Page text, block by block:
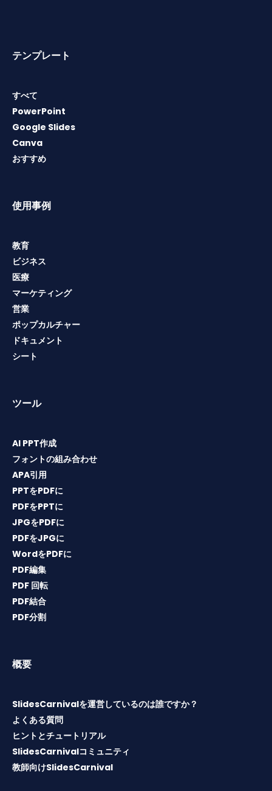
テンプレート
すべて
PowerPoint
Google Slides
Canva
おすすめ
使用事例
教育
ビジネス
医療
マーケティング
営業
ポップカルチャー
ドキュメント
シート
ツール
AI PPT作成
フォントの組み合わせ
APA引用
PPTをPDFに
PDFをPPTに
JPGをPDFに
PDFをJPGに
WordをPDFに
PDF編集
PDF 回転
PDF結合
PDF分割
概要
SlidesCarnivalを運営しているのは誰ですか？
よくある質問
ヒントとチュートリアル
SlidesCarnivalコミュニティ
教師向けSlidesCarnival